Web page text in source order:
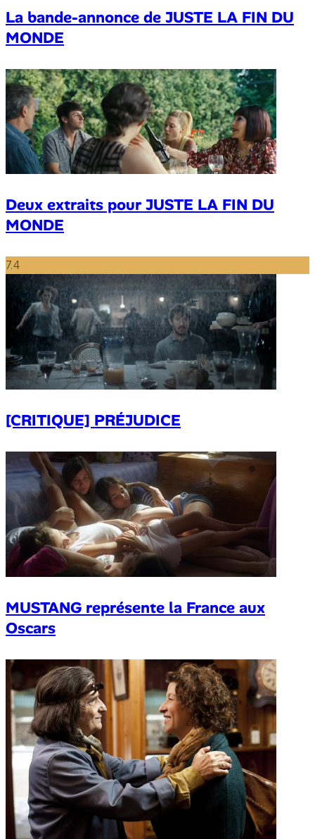
La bande-annonce de JUSTE LA FIN DU
MONDE
Deux extraits pour JUSTE LA FIN DU
MONDE
7.4
[CRITIQUE] PRÉJUDICE
MUSTANG représente la France aux
Oscars